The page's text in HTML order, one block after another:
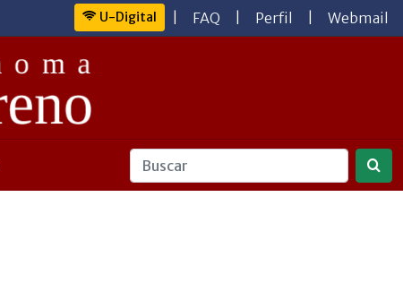
U-Digital FAQ Perfil Webmail